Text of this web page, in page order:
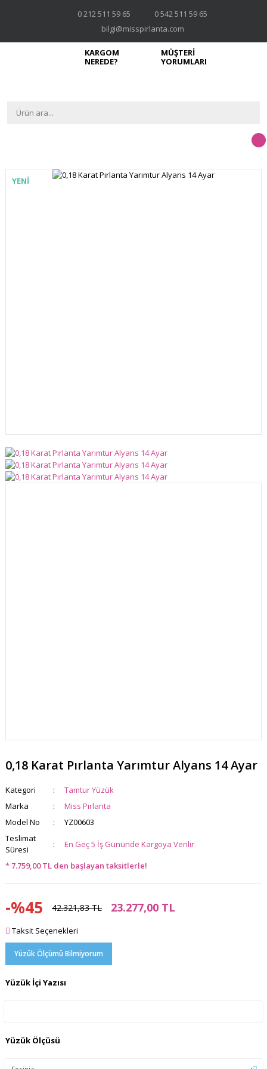
0 212 511 59 65
0 542 511 59 65
bilgi@misspirlanta.com
KARGOM
NEREDE?
MÜŞTERİ
YORUMLARI
YENİ
0,18 Karat Pırlanta Yarımtur Alyans 14 Ayar
Kategori
Tamtur Yüzük
Marka
Miss Pırlanta
Model No
YZ00603
Teslimat
Süresi
En Geç 5 İş Gününde Kargoya Verilir
* 7.759,00 TL den başlayan taksitlerle!
-%45 42.321,83 TL 23.277,00 TL
Taksit Seçenekleri
Yüzük Ölçümü Bilmiyorum
Yüzük İçi Yazısı
Yüzük Ölçüsü